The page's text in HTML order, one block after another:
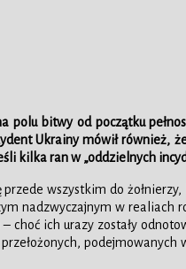
polu bitwy od początku
Ukrainy mówił również,
kilka ran w „oddzielnych
wszystkim do
nadzwyczajnym w
choć ich urazy zostały